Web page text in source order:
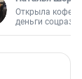
Открыла
деньги